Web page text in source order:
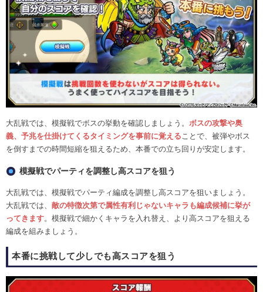
大乱戦では、模擬戦でボスの挙動を確認しましょう。 ボスの攻撃や奥
義、予兆を仕掛けてくるタイミングを事前に覚えることで、被弾やボス
を倒すまでの時間短縮を狙えるため、本番での立ち回りが安定します。
模擬戦でパーティを調整し高スコアを狙う
大乱戦では、模擬戦でパーティ編成を調整し高スコアを狙いましょう。
大乱戦では、 敵の特徴次第で属性有利じゃないキャラも編成候補に挙が
ってきます。模擬戦で細かくキャラを入れ替え、より高スコアを狙える
編成を組みましょう。
本番に挑戦して少しでも高スコアを狙う